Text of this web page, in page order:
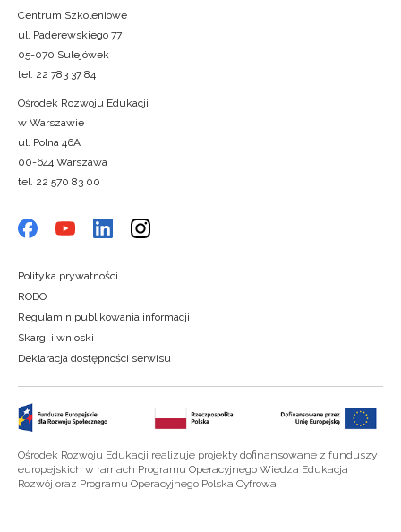
Centrum Szkoleniowe
ul. Paderewskiego 77
05-070 Sulejówek
tel. 22 783 37 84
Ośrodek Rozwoju Edukacji
w Warszawie
ul. Polna 46A
00-644 Warszawa
tel. 22 570 83 00
Polityka prywatności
RODO
Regulamin publikowania informacji
Skargi i wnioski
Deklaracja dostępności serwisu
Ośrodek Rozwoju Edukacji realizuje projekty dofinansowane z funduszy
europejskich w ramach Programu Operacyjnego Wiedza Edukacja
Rozwój oraz Programu Operacyjnego Polska Cyfrowa